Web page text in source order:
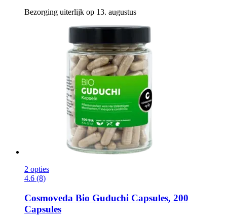
Bezorging uiterlijk op 13. augustus
2 opties
4.6 (8)
Cosmoveda Bio Guduchi Capsules, 200
Capsules